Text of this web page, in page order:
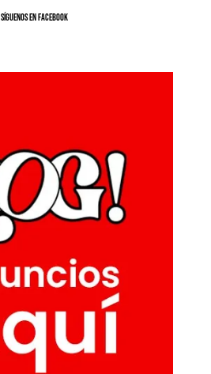
SíGUENOS EN FACEBOOK